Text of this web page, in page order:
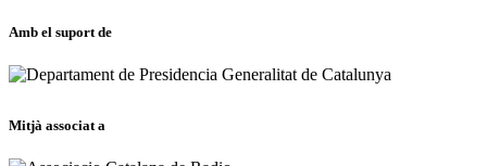
Amb el suport de
Mitjà associat a